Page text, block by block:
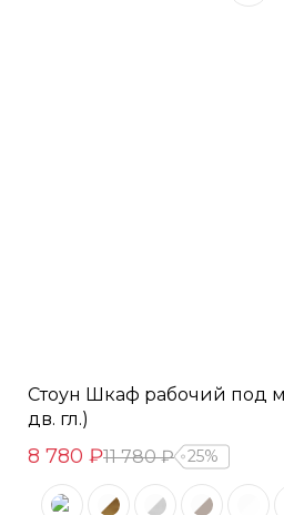
Стоун Шкаф рабочий под
дв. гл.)
8 780 ₽11 780 ₽ 25%